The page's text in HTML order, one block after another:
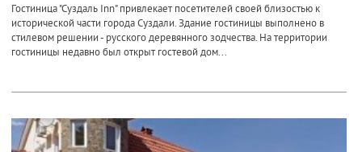
Гостиница "Суздаль Inn" привлекает посетителей своей близостью к
исторической части города Суздали. Здание гостиницы выполнено в
стилевом решении - русского деревянного зодчества. На территории
гостиницы недавно был открыт гостевой дом...